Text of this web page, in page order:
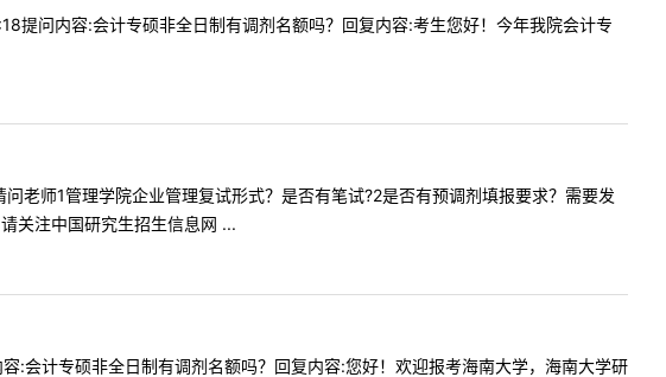
问内容:会计专硕非全日制有调剂名额吗？回复内容:考生您好！今年我院会计专
师1管理学院企业管理复试形式？是否有笔试?2是否有预调剂填报要求？需要发
关注中国研究生招生信息网 ...
计专硕非全日制有调剂名额吗？回复内容:您好！欢迎报考海南大学，海南大学研